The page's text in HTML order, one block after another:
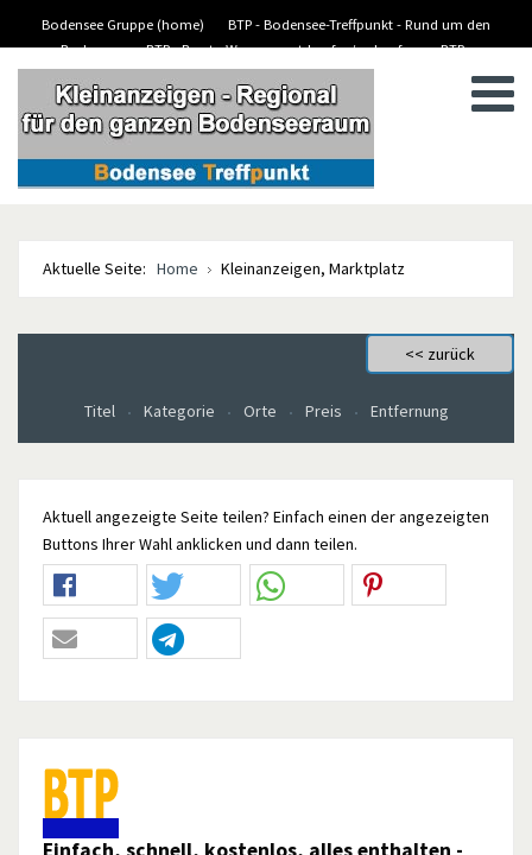
Bodensee Gruppe (home)
BTP - Bodensee-Treffpunkt - Rund um den
Bodensee
BTP - Boote-Wassersport-kaufen/verkaufen
BTP -
BTP - Kleinanzeigen
Aktuelle Seite: Home Kleinanzeigen, Marktplatz
Titel Kategorie Orte Preis Entfernung
Aktuell angezeigte Seite teilen? Einfach einen der angezeigten
Buttons Ihrer Wahl anklicken und dann teilen.